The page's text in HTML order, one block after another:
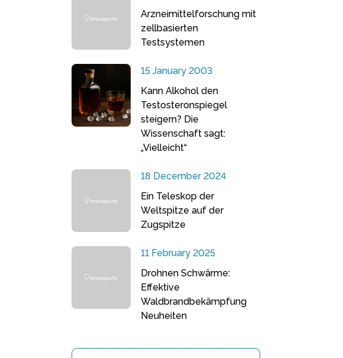
Arzneimittelforschung mit
zellbasierten
Testsystemen
15 January 2003
Kann Alkohol den
Testosteronspiegel
steigern? Die
Wissenschaft sagt:
„Vielleicht“
18 December 2024
Ein Teleskop der
Weltspitze auf der
Zugspitze
11 February 2025
Drohnen Schwärme:
Effektive
Waldbrandbekämpfung
Neuheiten